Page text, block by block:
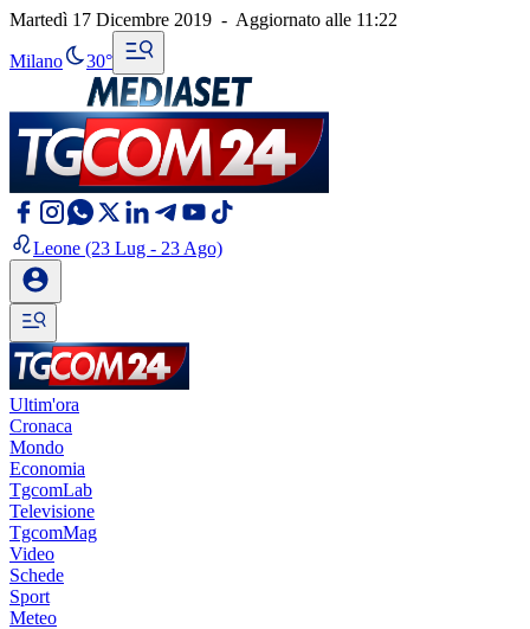
Martedì 17 Dicembre 2019 - Aggiornato alle 11:22
Milano 30°
Leone (23 Lug - 23 Ago)
Ultim'ora
Cronaca
Mondo
Economia
TgcomLab
Televisione
TgcomMag
Video
Schede
Sport
Meteo